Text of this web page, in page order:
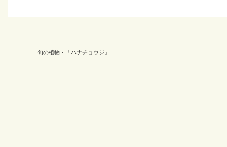
旬の植物・「ハナチョウジ」